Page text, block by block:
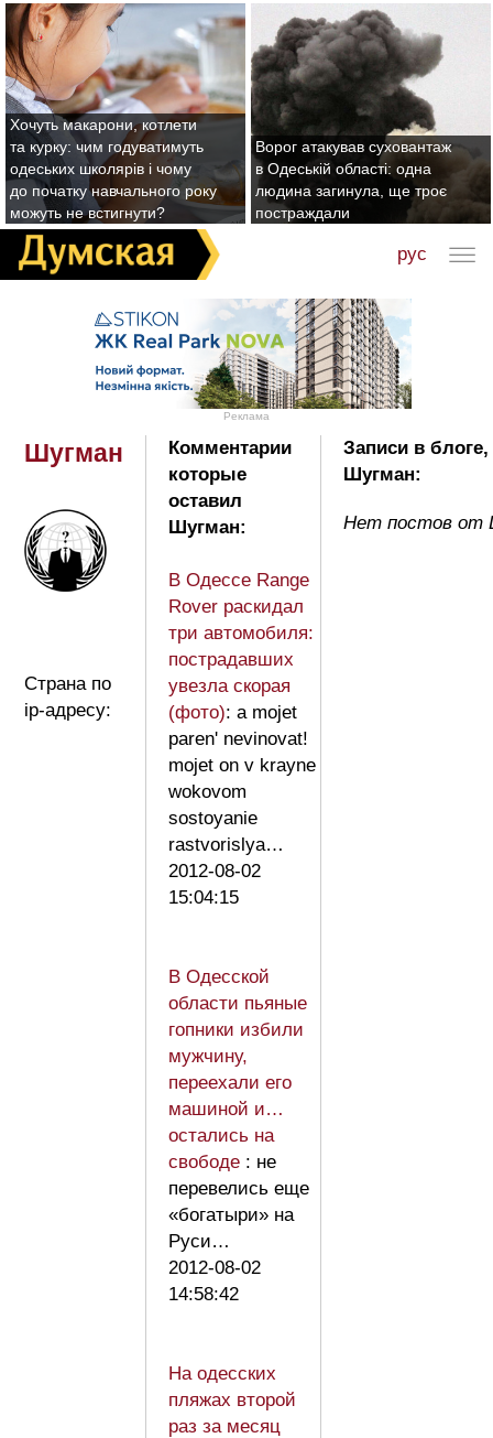
Хочуть макарони, котлети
та курку: чим годуватимуть
одеських школярів і чому
до початку навчального року
можуть не встигнути?
Ворог атакував суховантаж
в Одеській області: одна
людина загинула, ще троє
постраждали
рус
Реклама
Шугман
Страна по
ip-адресу:
Комментарии
которые
оставил
Шугман:
В Одессе Range
Rover раскидал
три автомобиля:
пострадавших
увезла скорая
(фото): a mojet
paren' nevinovat!
mojet on v krayne
wokovom
sostoyanie
rastvorislya…
2012-08-02
15:04:15
В Одесской
области пьяные
гопники избили
мужчину,
переехали его
машиной и…
остались на
свободе : не
перевелись еще
«богатыри» на
Руси…
2012-08-02
14:58:42
На одесских
пляжах второй
раз за месяц
Записи в
Шугман:
Нет постов от